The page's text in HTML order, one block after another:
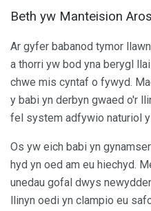
Beth yw Manteision
Ar gyfer babanod tymor
a thorri yw bod yna berygl
chwe mis cyntaf o fywyd.
y babi yn derbyn gwaed o'r
fel system adfywio naturiol
Os yw eich babi yn
hyd yn oed am eu hiechyd.
unedau gofal dwys
llinyn oedi yn clampio eu